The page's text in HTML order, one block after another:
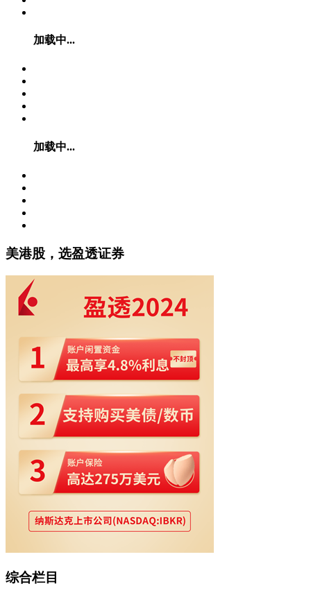
加载中...
加载中...
美港股，选盈透证券
综合栏目